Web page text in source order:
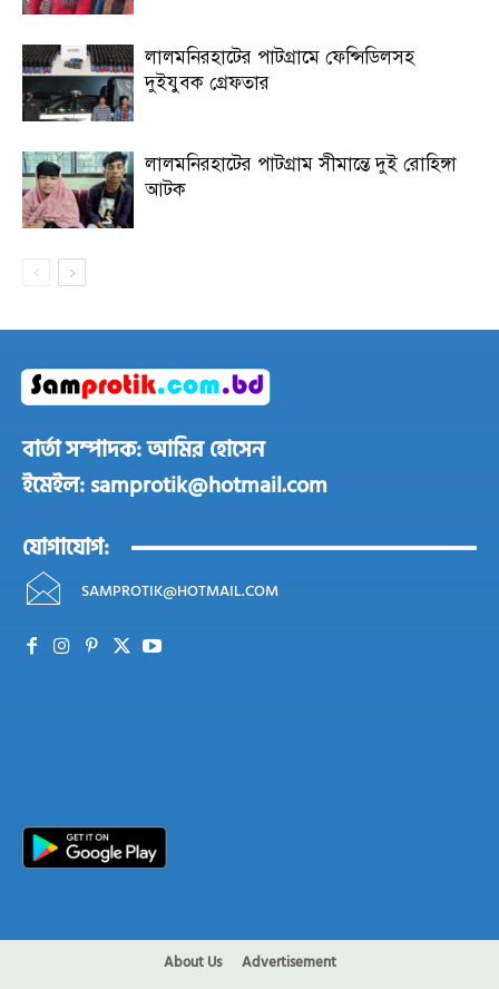
লালমনিরহাটের পাটগ্রামে ফেন্সিডিলসহ
দুইযুবক গ্রেফতার
লালমনিরহাটের পাটগ্রাম সীমান্তে দুই রোহিঙ্গা
আটক
বার্তা সম্পাদক: আমির হোসেন
ইমেইল: samprotik@hotmail.com
যোগাযোগ:
SAMPROTIK@HOTMAIL.COM
About Us Advertisement